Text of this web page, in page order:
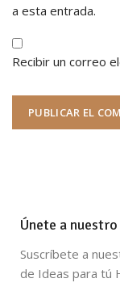
a esta entrada.
Recibir un correo
Únete a
Suscríbete a
de Ideas para tú